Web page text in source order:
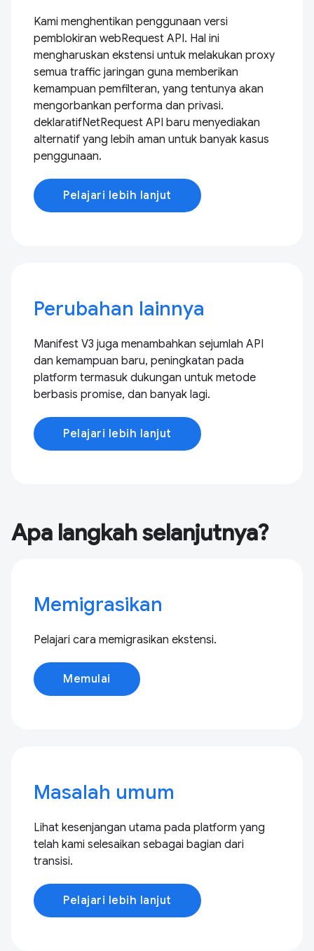
Kami menghentikan penggunaan versi
pemblokiran webRequest API. Hal ini
mengharuskan ekstensi untuk melakukan proxy
semua traffic jaringan guna memberikan
kemampuan pemfilteran, yang tentunya akan
mengorbankan performa dan privasi.
deklaratifNetRequest API baru menyediakan
alternatif yang lebih aman untuk banyak kasus
penggunaan.
Pelajari lebih lanjut
Perubahan lainnya
Manifest V3 juga menambahkan sejumlah API
dan kemampuan baru, peningkatan pada
platform termasuk dukungan untuk metode
berbasis promise, dan banyak lagi.
Pelajari lebih lanjut
Apa langkah selanjutnya?
Memigrasikan
Pelajari cara memigrasikan ekstensi.
Memulai
Masalah umum
Lihat kesenjangan utama pada platform yang
telah kami selesaikan sebagai bagian dari
transisi.
Pelajari lebih lanjut